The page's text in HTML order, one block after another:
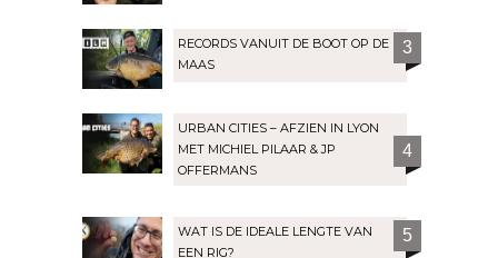
RECORDS VANUIT DE BOOT OP DE
MAAS
3
URBAN CITIES – AFZIEN IN LYON
MET MICHIEL PILAAR & JP
OFFERMANS
4
WAT IS DE IDEALE LENGTE VAN
EEN RIG?
5